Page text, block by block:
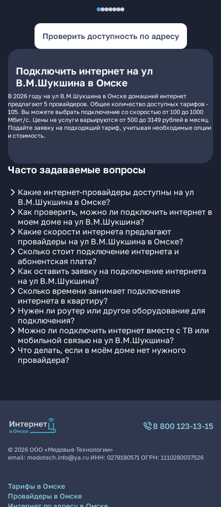
Проверить доступность по адресу
Подключить интернет на ул
В.М.Шукшина в Омске
В 2026 году на ул В.М.Шукшина в Омске домашний интернет
предлагают 5 провайдеров. Общее количество доступных тарифов -
105. Вы можете выбрать подключение со скоростью от 100 до 1000
Мбит/с. Цены на услуги варьируются от 500 до 3149 рублей в месяц.
Подайте заявку на подходящий тариф, учитывая необходимые опции
и стоимость.
Часто задаваемые вопросы
Какие интернет-провайдеры доступны на ул
В.М.Шукшина в Омске?
Как проверить, можно ли подключить интернет в
моем доме на ул В.М.Шукшина?
Какие скорости интернета предлагают
провайдеры на ул В.М.Шукшина в Омске?
Сколько стоит подключение интернета и
абонентская плата?
Как оставить заявку на подключение интернета
на ул В.М.Шукшина?
Сколько времени занимает подключение
интернета в квартиру?
Нужен ли роутер или другое оборудование для
подключения?
Можно ли подключить интернет вместе с ТВ или
мобильной связью на ул В.М.Шукшина?
Что делать, если в моём доме нет нужного
провайдера?
8 800 123-13-15
© 2026 ООО «Медовые Технологии»
email: medotech.info@ya.ru ИНН: 0278180571 ОГРН: 1110280037526
Тарифы в Омске
Провайдеры в Омске